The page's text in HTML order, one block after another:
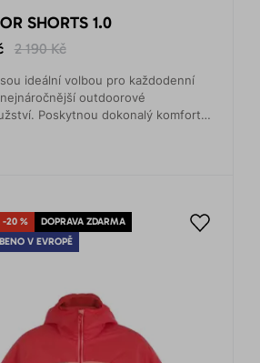
SHORTS 1.0
2 190 Kč
ideální volbou pro každodenní
outdoorové
Poskytnou dokonalý komfort a
-20 %
DOPRAVA ZDARMA
V EVROPĚ